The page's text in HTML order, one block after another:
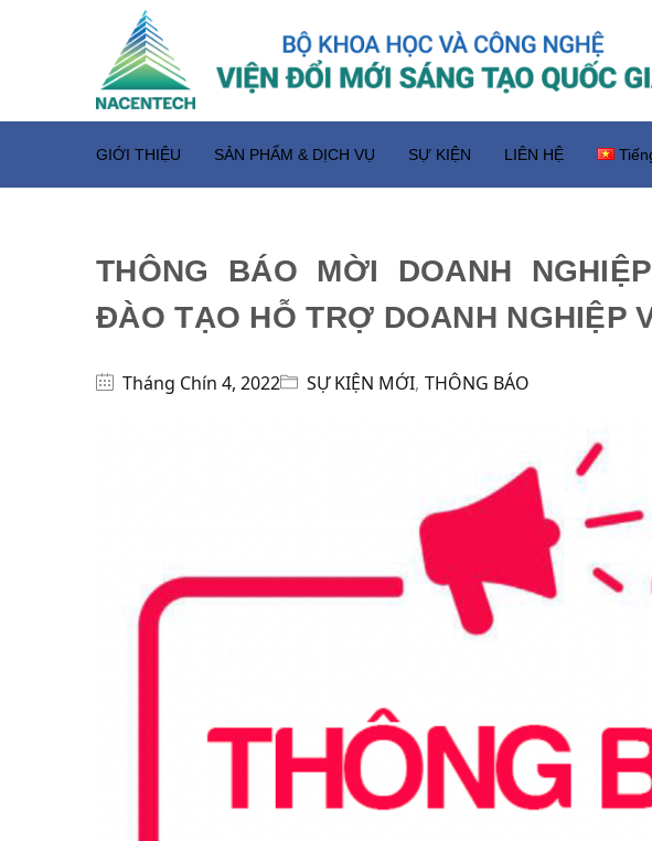
GIỚI THIỆU SẢN PHẨM & DỊCH VỤ SỰ KIỆN LIÊN HỆ
THÔNG BÁO MỜI DOANH
ĐÀO TẠO HỖ TRỢ DOANH NGHIỆP
Tháng Chín 4, 2022 SỰ KIỆN MỚI, THÔNG BÁO